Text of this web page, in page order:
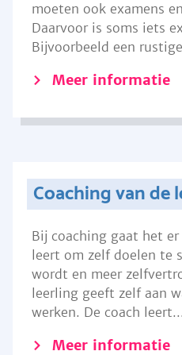
moeten ook examens
Daarvoor is soms iets
Bijvoorbeeld een
Meer informatie
Coaching van de
Bij coaching gaat het
leert om zelf doelen te
wordt en meer
leerling geeft zelf aan
werken. De coach leert...
Meer informatie